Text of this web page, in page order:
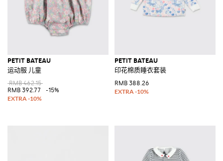
PETIT BATEAU
运动服 儿童
RMB 462.15
RMB 392.77
-15%
PETIT BATEAU
印花棉质睡衣套装
RMB 388.26